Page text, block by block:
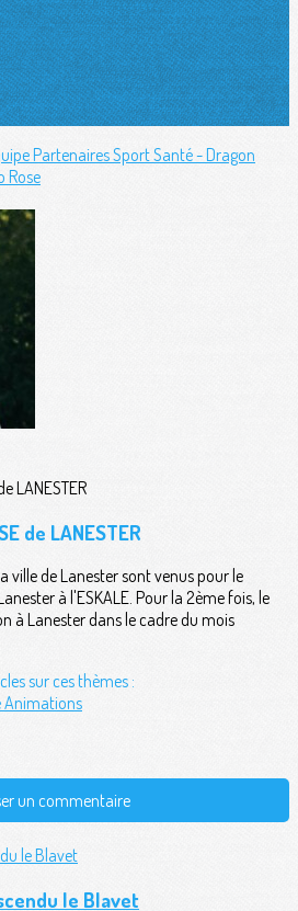
PartenairesSport Santé - Dragon
Rose
de LANESTER
ville de Lanester sont venus pour le
à l'ESKALE. Pour la 2ème fois, le
à Lanester dans le cadre du mois
sur ces thèmes :
Animations
un commentaire
le Blavet